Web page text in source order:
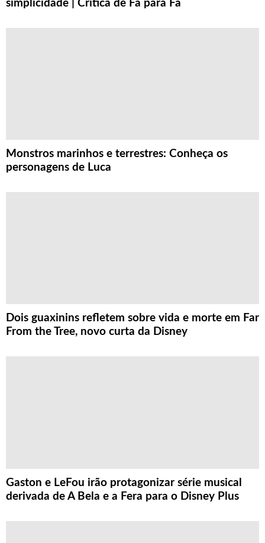
simplicidade | Crítica de Fã para Fã
Monstros marinhos e terrestres: Conheça os
personagens de Luca
Dois guaxinins refletem sobre vida e morte em Far
From the Tree, novo curta da Disney
Gaston e LeFou irão protagonizar série musical
derivada de A Bela e a Fera para o Disney Plus